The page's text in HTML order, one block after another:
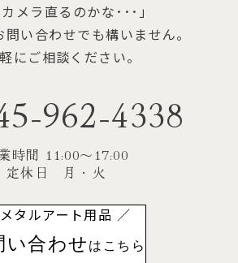
カメラ直るのかな･･･」
い合わせでも構いません。
にご相談ください。
962-4338
時間 11:00〜17:00
定休日 月・火
タルアート用品 ／
い合わせ はこちら